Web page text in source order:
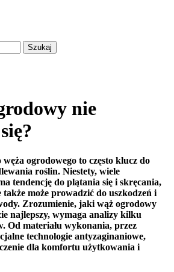
nie
ogrodowego to często klucz do
roślin. Niestety, wiele
tendencję do plątania się i skręcania,
może prowadzić do uszkodzeń i
Zrozumienie, jaki wąż ogrodowy
najlepszy, wymaga analizy kilku
Od materiału wykonania, przez
technologie antyzaginaniowe,
dla komfortu użytkowania i